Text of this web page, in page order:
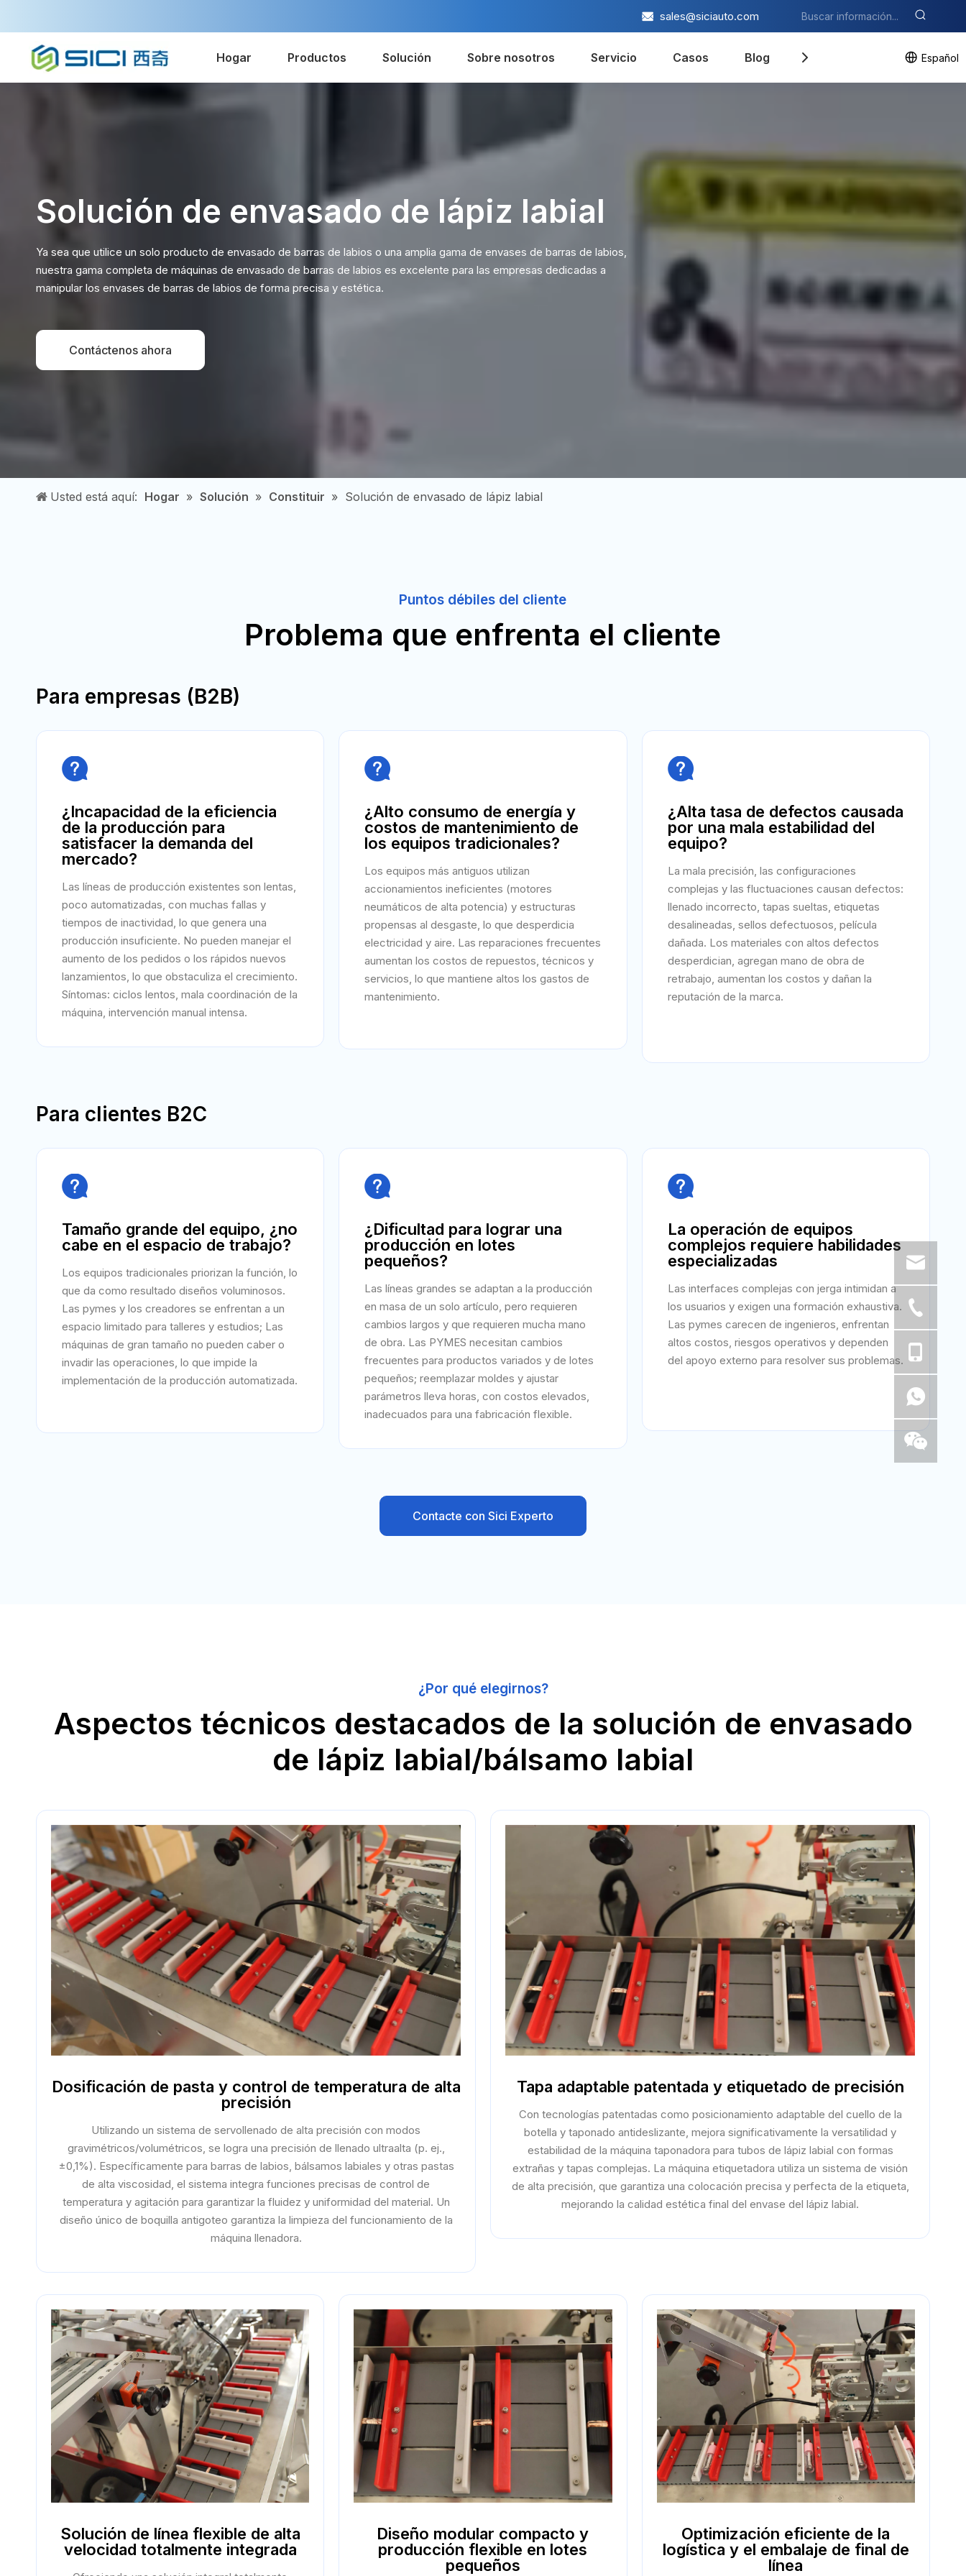
sales@siciauto.com
Hogar Productos Solución Sobre nosotros Servicio Casos Blog Contáctenos Español
Solución de envasado de lápiz labial
Ya sea que utilice un solo producto de envasado de barras de labios o una amplia gama de envases de barras de labios,
nuestra gama completa de máquinas de envasado de barras de labios es excelente para las empresas dedicadas a
manipular los envases de barras de labios de forma precisa y estética.
Contáctenos ahora
Usted está aquí: Hogar » Solución » Constituir » Solución de envasado de lápiz labial
Puntos débiles del cliente
Problema que enfrenta el cliente
Para empresas (B2B)

¿Incapacidad de la eficiencia
de la producción para
satisfacer la demanda del
mercado?
Las líneas de producción existentes son lentas,
poco automatizadas, con muchas fallas y
tiempos de inactividad, lo que genera una
producción insuficiente. No pueden manejar el
aumento de los pedidos o los rápidos nuevos
lanzamientos, lo que obstaculiza el crecimiento.
Síntomas: ciclos lentos, mala coordinación de la
máquina, intervención manual intensa.

¿Alto consumo de energía y
costos de mantenimiento de
los equipos tradicionales?
Los equipos más antiguos utilizan
accionamientos ineficientes (motores
neumáticos de alta potencia) y estructuras
propensas al desgaste, lo que desperdicia
electricidad y aire. Las reparaciones frecuentes
aumentan los costos de repuestos, técnicos y
servicios, lo que mantiene altos los gastos de
mantenimiento.

¿Alta tasa de defectos causada
por una mala estabilidad del
equipo?
La mala precisión, las configuraciones
complejas y las fluctuaciones causan defectos:
llenado incorrecto, tapas sueltas, etiquetas
desalineadas, sellos defectuosos, película
dañada. Los materiales con altos defectos
desperdician, agregan mano de obra de
retrabajo, aumentan los costos y dañan la
reputación de la marca.
Para clientes B2C

Tamaño grande del equipo, ¿no
cabe en el espacio de trabajo?
Los equipos tradicionales priorizan la función, lo
que da como resultado diseños voluminosos.
Las pymes y los creadores se enfrentan a un
espacio limitado para talleres y estudios; Las
máquinas de gran tamaño no pueden caber o
invadir las operaciones, lo que impide la
implementación de la producción automatizada.

¿Dificultad para lograr una
producción en lotes
pequeños?
Las líneas grandes se adaptan a la producción
en masa de un solo artículo, pero requieren
cambios largos y que requieren mucha mano
de obra. Las PYMES necesitan cambios
frecuentes para productos variados y de lotes
pequeños; reemplazar moldes y ajustar
parámetros lleva horas, con costos elevados,
inadecuados para una fabricación flexible.

La operación de equipos
complejos requiere habilidades
especializadas
Las interfaces complejas con jerga intimidan a
los usuarios y exigen una formación exhaustiva.
Las pymes carecen de ingenieros, enfrentan
altos costos, riesgos operativos y dependen
del apoyo externo para resolver sus problemas.
Contacte con Sici Experto
¿Por qué elegirnos?
Aspectos técnicos destacados de la solución de envasado
de lápiz labial/bálsamo labial
Dosificación de pasta y control de temperatura de alta
precisión
Utilizando un sistema de servollenado de alta precisión con modos
gravimétricos/volumétricos, se logra una precisión de llenado ultraalta (p. ej.,
±0,1%). Específicamente para barras de labios, bálsamos labiales y otras pastas
de alta viscosidad, el sistema integra funciones precisas de control de
temperatura y agitación para garantizar la fluidez y uniformidad del material. Un
diseño único de boquilla antigoteo garantiza la limpieza del funcionamiento de la
máquina llenadora.
Tapa adaptable patentada y etiquetado de precisión
Con tecnologías patentadas como posicionamiento adaptable del cuello de la
botella y taponado antideslizante, mejora significativamente la versatilidad y
estabilidad de la máquina taponadora para tubos de lápiz labial con formas
extrañas y tapas complejas. La máquina etiquetadora utiliza un sistema de visión
de alta precisión, que garantiza una colocación precisa y perfecta de la etiqueta,
mejorando la calidad estética final del envase del lápiz labial.
Solución de línea flexible de alta
velocidad totalmente integrada
Diseño modular compacto y
producción flexible en lotes
pequeños
Optimización eficiente de la
logística y el embalaje de final de
línea